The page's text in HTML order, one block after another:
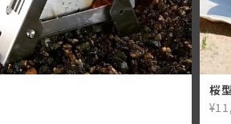
桜